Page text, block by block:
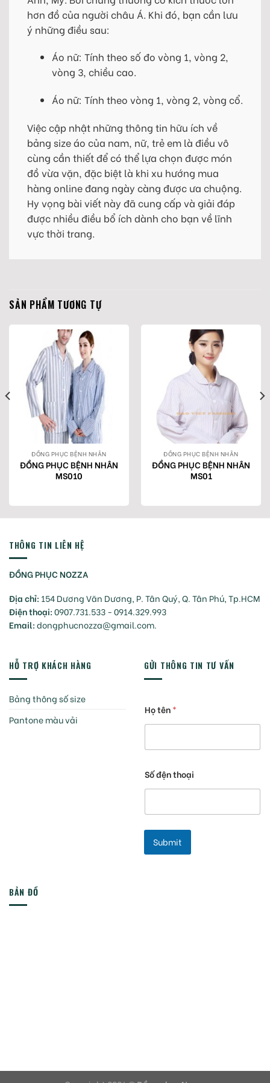
hơn đồ của người châu Á. Khi đó, bạn cần lưu
ý những điều sau:
Áo nữ: Tính theo số đo vòng 1, vòng 2,
vòng 3, chiều cao.
Áo nữ: Tính theo vòng 1, vòng 2, vòng cổ.
Việc cập nhật những thông tin hữu ích về
bảng size áo của nam, nữ, trẻ em là điều vô
cùng cần thiết để có thể lựa chọn được món
đồ vừa vặn, đặc biệt là khi xu hướng mua
hàng online đang ngày càng được ưa chuộng.
Hy vọng bài viết này đã cung cấp và giải đáp
được nhiều điều bổ ích dành cho bạn về lĩnh
vực thời trang.
SẢN PHẨM TƯƠNG TỰ
ĐỒNG PHỤC BỆNH NHÂN
ĐỒNG PHỤC BỆNH NHÂN
MS010
ĐỒNG PHỤC BỆNH NHÂN
ĐỒNG PHỤC BỆNH NHÂN
MS01
THÔNG TIN LIÊN HỆ
ĐỒNG PHỤC NOZZA
Địa chỉ: 154 Dương Văn Dương, P. Tân Quý, Q. Tân Phú, Tp.HCM
Điện thoại:0907.731.533 - 0914.329.993
Email:dongphucnozza@gmail.com.
HỖ TRỢ KHÁCH HÀNG
Bảng thông số size
Pantone màu vải
GỬI THÔNG TIN TƯ VẤN
Họ tên*
Số đện thoại
Submit
BẢN ĐỒ